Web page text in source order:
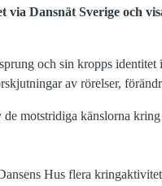
Dansnät Sverige och
och sin kropps
av rörelser,
motstridiga känslorna
Hus flera